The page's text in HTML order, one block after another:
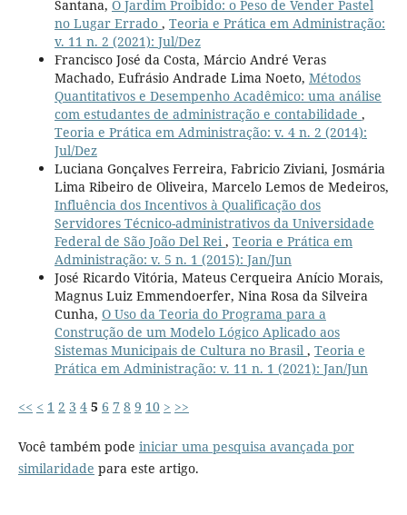
Santana, O Jardim Proibido: o Peso de Vender Pastel
no Lugar Errado , Teoria e Prática em Administração:
v. 11 n. 2 (2021): Jul/Dez
Francisco José da Costa, Márcio André Veras
Machado, Eufrásio Andrade Lima Noeto, Métodos
Quantitativos e Desempenho Acadêmico: uma análise
com estudantes de administração e contabilidade ,
Teoria e Prática em Administração: v. 4 n. 2 (2014):
Jul/Dez
Luciana Gonçalves Ferreira, Fabricio Ziviani, Josmária
Lima Ribeiro de Oliveira, Marcelo Lemos de Medeiros,
Influência dos Incentivos à Qualificação dos
Servidores Técnico-administrativos da Universidade
Federal de São João Del Rei, Teoria e Prática em
Administração: v. 5 n. 1 (2015): Jan/Jun
José Ricardo Vitória, Mateus Cerqueira Anício Morais,
Magnus Luiz Emmendoerfer, Nina Rosa da Silveira
Cunha, O Uso da Teoria do Programa para a
Construção de um Modelo Lógico Aplicado aos
Sistemas Municipais de Cultura no Brasil , Teoria e
Prática em Administração: v. 11 n. 1 (2021): Jan/Jun
<< < 1 2 3 4 5 6 7 8 9 10 > >>
Você também pode iniciar uma pesquisa avançada por
similaridade para este artigo.